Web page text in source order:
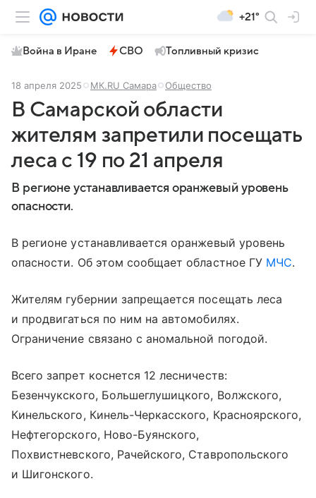
+21°
Война в Иране СВО Топливный кризис
18 апреля 2025 МК.RU Самара Общество
В Самарской области
жителям запретили посещать
леса с 19 по 21 апреля
В регионе устанавливается оранжевый уровень
опасности.
В регионе устанавливается оранжевый уровень
опасности. Об этом сообщает областное ГУ МЧС.
Жителям губернии запрещается посещать леса
и продвигаться по ним на автомобилях.
Ограничение связано с аномальной погодой.
Всего запрет коснется 12 лесничеств:
Безенчукского, Большеглушицкого, Волжского,
Кинельского, Кинель-Черкасского, Красноярского,
Нефтегорского, Ново-Буянского,
Похвистневского, Рачейского, Ставропольского
и Шигонского.